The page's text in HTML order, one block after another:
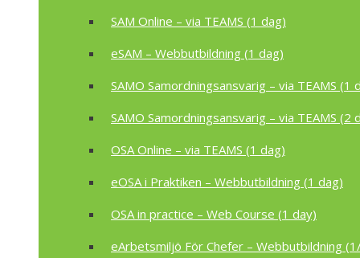
SAM Online – via TEAMS (1 dag)
eSAM – Webbutbildning (1 dag)
SAMO Samordningsansvarig – via TEAMS (1
SAMO Samordningsansvarig – via TEAMS (2
OSA Online – via TEAMS (1 dag)
eOSA i Praktiken – Webbutbildning (1 dag)
OSA in practice – Web Course (1 day)
eArbetsmiljö För Chefer – Webbutbildning